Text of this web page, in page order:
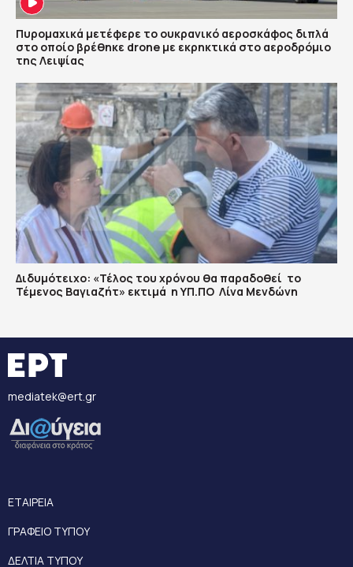
Πυρομαχικά μετέφερε το ουκρανικό αεροσκάφος διπλά
στο οποίο βρέθηκε drone με εκρηκτικά στο αεροδρόμιο
της Λειψίας
Διδυμότειχο: «Τέλος του χρόνου θα παραδοθεί το
Τέμενος Βαγιαζήτ» εκτιμά η ΥΠ.ΠΟ Λίνα Μενδώνη
mediatek@ert.gr
ΕΤΑΙΡΕΙΑ
ΓΡΑΦΕΙΟ ΤΥΠΟΥ
ΔΕΛΤΙΑ ΤΥΠΟΥ